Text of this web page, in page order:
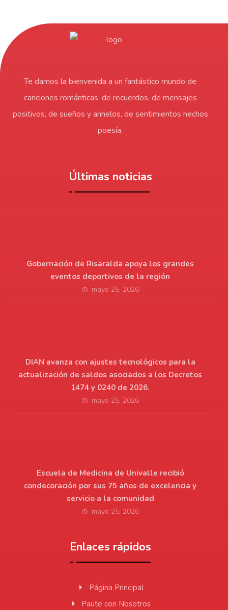
Te damos la bienvenida a un fantástico mundo de
canciones románticas, de recuerdos, de mensajes
positivos, de sueños y anhelos, de sentimientos hechos
poesía.
Últimas noticias
Gobernación de Risaralda apoya los grandes
eventos deportivos de la región
mayo 25, 2026
DIAN avanza con ajustes tecnológicos para la
actualización de saldos asociados a los Decretos
1474 y 0240 de 2026.
mayo 25, 2026
Escuela de Medicina de Univalle recibió
condecoración por sus 75 años de excelencia y
servicio a la comunidad
mayo 25, 2026
Enlaces rápidos
Página Principal
Paute con Nosotros